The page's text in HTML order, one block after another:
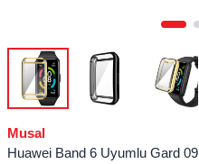
Musal
Huawei Band 6 Uyumlu Gard